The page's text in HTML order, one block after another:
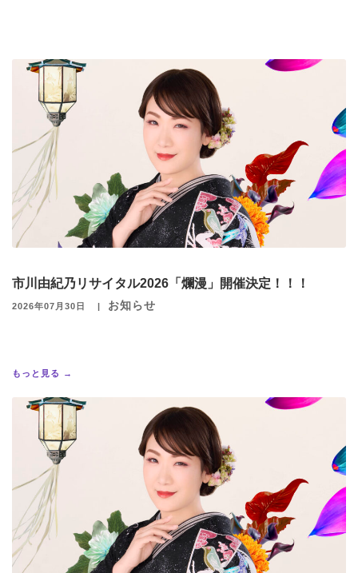
市川由紀乃リサイタル2026「爛漫」開催決定！！！
2026年07月30日 お知らせ
もっと見る →